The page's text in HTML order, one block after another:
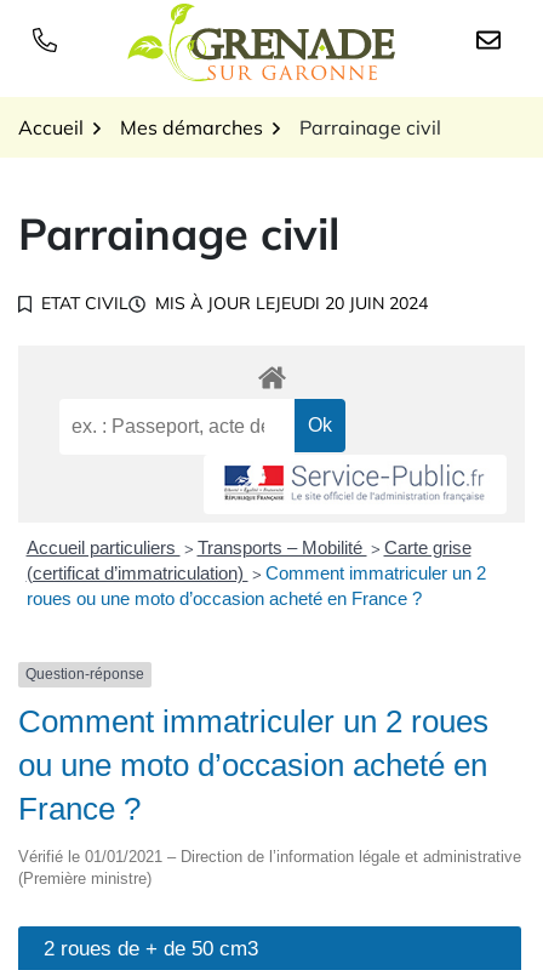
Logo Grenade sur
Accueil Mes démarches Parrainage civil
Parrainage civil
ETAT CIVIL MIS À JOUR LEJEUDI 20 JUIN 2024
Accueil particuliers > Transports – Mobilité > Carte grise
(certificat d’immatriculation) > Comment immatriculer un 2
roues ou une moto d’occasion acheté en France ?
Question-réponse
Comment immatriculer un 2 roues
ou une moto d’occasion acheté en
France ?
Vérifié le 01/01/2021 – Direction de l’information légale et administrative
(Première ministre)
2 roues de + de 50 cm3